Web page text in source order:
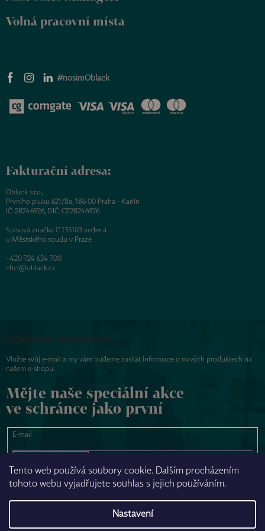
Tento web používá soubory cookie. Dalším procházením
tohoto webu vyjadřujete souhlas s jejich používáním.
Nastavení
Volná pracovní místa
#nosimOblack
Fakturační adresa:
Oblack s.r.o.,
Prvního pluku 621/8a, 186 00 Praha - Karlín
IČ: 28246926, DIČ: CZ28246926
Spisová značka C 135103 vedená
u Městského soudu v Praze
+420 724 634 700
chci@oblack.cz
Odebírat newsletter
Vložte svůj e-mail a my vám budeme zasílat informace o nových produktech na
našem e-shopu.
Mějte naše speciální akce
ve schránce jako první
E-mail
NAPSAT ZPRÁVU